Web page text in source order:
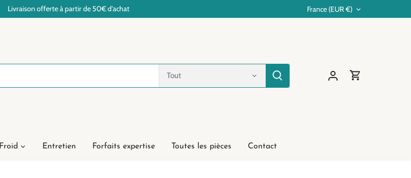
Livraison offerte à partir de 50€ d'achat Devise
France (EUR €)
Tout
Froid Entretien Forfaits expertise Toutes les pièces Contact